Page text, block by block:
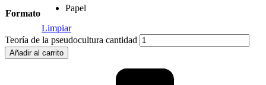
Formato
Papel
Limpiar
Teoría de la pseudocultura cantidad
Añadir al carrito